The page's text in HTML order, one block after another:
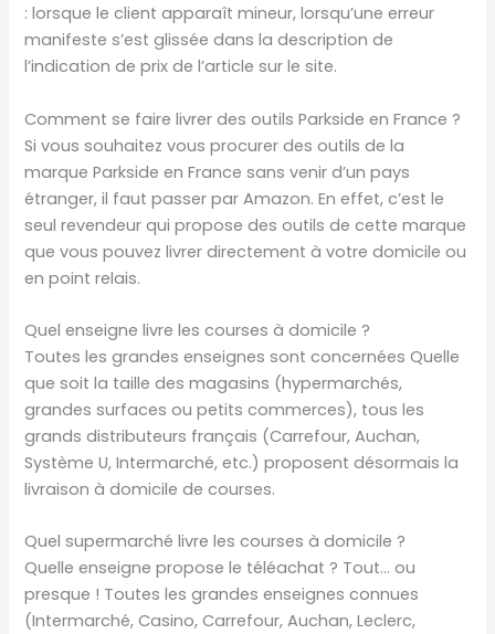
: lorsque le client apparaît mineur, lorsqu’une erreur
manifeste s’est glissée dans la description de
l’indication de prix de l’article sur le site.
Comment se faire livrer des outils Parkside en France ?
Si vous souhaitez vous procurer des outils de la
marque Parkside en France sans venir d’un pays
étranger, il faut passer par Amazon. En effet, c’est le
seul revendeur qui propose des outils de cette marque
que vous pouvez livrer directement à votre domicile ou
en point relais.
Quel enseigne livre les courses à domicile ?
Toutes les grandes enseignes sont concernées Quelle
que soit la taille des magasins (hypermarchés,
grandes surfaces ou petits commerces), tous les
grands distributeurs français (Carrefour, Auchan,
Système U, Intermarché, etc.) proposent désormais la
livraison à domicile de courses.
Quel supermarché livre les courses à domicile ?
Quelle enseigne propose le téléachat ? Tout… ou
presque ! Toutes les grandes enseignes connues
(Intermarché, Casino, Carrefour, Auchan, Leclerc,